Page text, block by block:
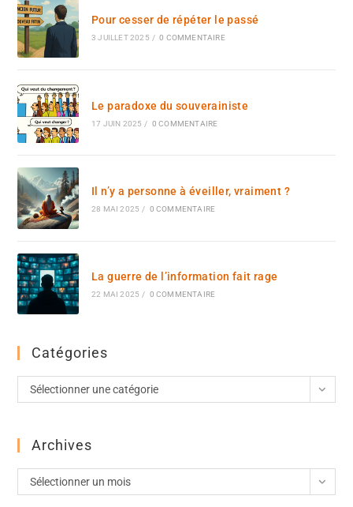
Pour cesser de répéter le passé
3 JUILLET 2025 / 0 COMMENTAIRE
Le paradoxe du souverainiste
17 JUIN 2025 / 0 COMMENTAIRE
Il n’y a personne à éveiller, vraiment ?
28 MAI 2025 / 0 COMMENTAIRE
La guerre de l’information fait rage
22 MAI 2025 / 0 COMMENTAIRE
Catégories
Sélectionner une catégorie
Archives
Sélectionner un mois